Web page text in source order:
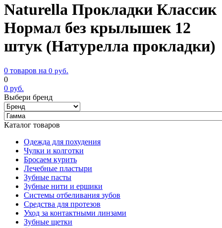
Naturella Прокладки Классик
Нормал без крылышек 12
штук (Натурелла прокладки)
0 товаров на 0 руб.
0
0 руб.
Выбери бренд
Каталог товаров
Одежда для похудения
Чулки и колготки
Бросаем курить
Лечебные пластыри
Зубные пасты
Зубные нити и ершики
Системы отбеливания зубов
Средства для протезов
Уход за контактными линзами
Зубные щетки